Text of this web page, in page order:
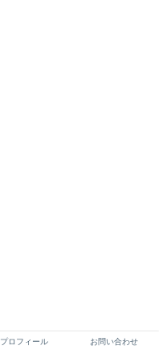
プロフィール お問い合わせ